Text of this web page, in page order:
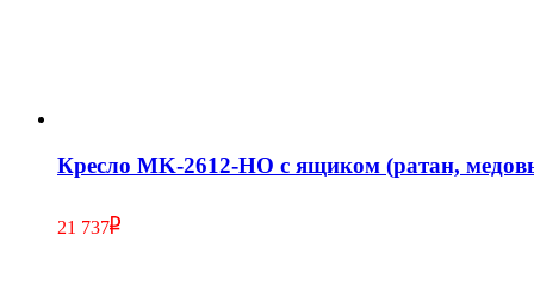
Кресло MK-2612-HO с ящиком (ратан,
21 737